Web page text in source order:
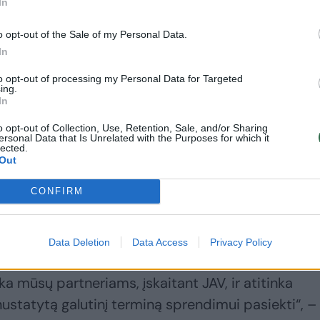
opt-out of the Sale of my Personal Data.
opt-out of processing my Personal Data for Targeted
opt-out of Collection, Use, Retention, Sale, and/or Sharing
Data that Is Unrelated with the Purposes for which it
CONFIRM
Data Deletion Data Access Privacy Policy
kad V. Putino ir V. Zelenskio susitikimas
kanceliarijos vadovo patarėjas Oleksandras
Ukrainos ir Rusijos derybų grupių
mūsų partneriams, įskaitant JAV, ir atitinka
galutinį terminą sprendimui pasiekti“, –